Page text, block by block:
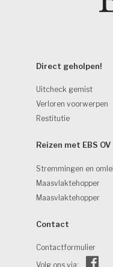
Direct geholpen!
Uitcheck gemist
Verloren voorwerpen
Restitutie
Reizen met EBS OV
Stremmingen en
Maasvlaktehopper
Maasvlaktehopper
Contact
Contactformulier
Volg ons via: